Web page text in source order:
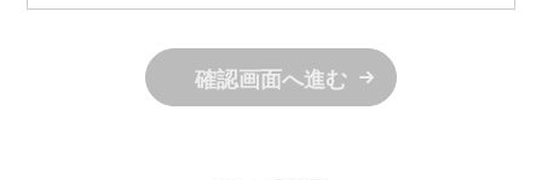
確認画面へ進む